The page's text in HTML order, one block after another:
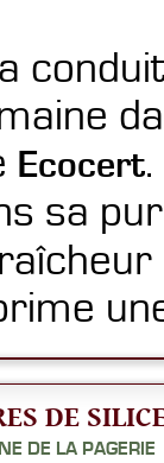
Ecocert
sa
DE
DE LA PAGERIE